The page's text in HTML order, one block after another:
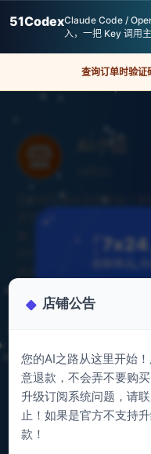
51CodexClaude Code /
入，一把 Key 调用
查询订单时验证